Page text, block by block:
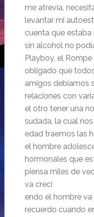
me atrevía,
levantar mi
cuenta que estaba
sin alcohol no
Playboy, el
obligado que
amigos debíamos
relaciones con
el otro tener una
sudada, la cual
edad traemos las
el hombre
hormonales que
piensa miles de
va creci
endo el hombre
recuerdo cuando